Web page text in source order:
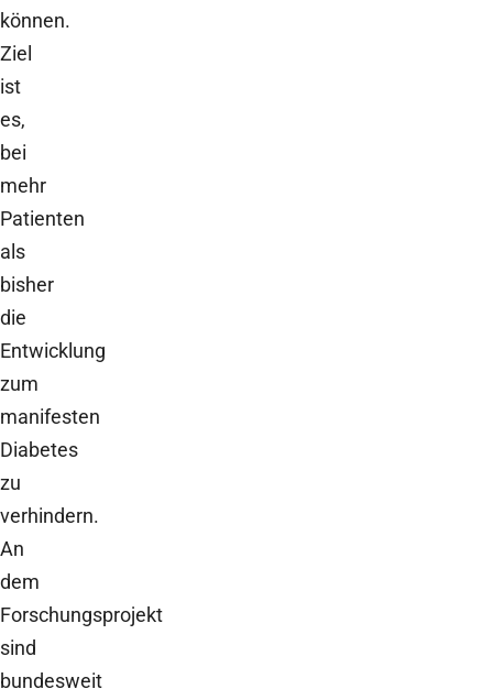
können.
Ziel
ist
es,
bei
mehr
Patienten
als
bisher
die
Entwicklung
zum
manifesten
Diabetes
zu
verhindern.
An
dem
Forschungsprojekt
sind
bundesweit